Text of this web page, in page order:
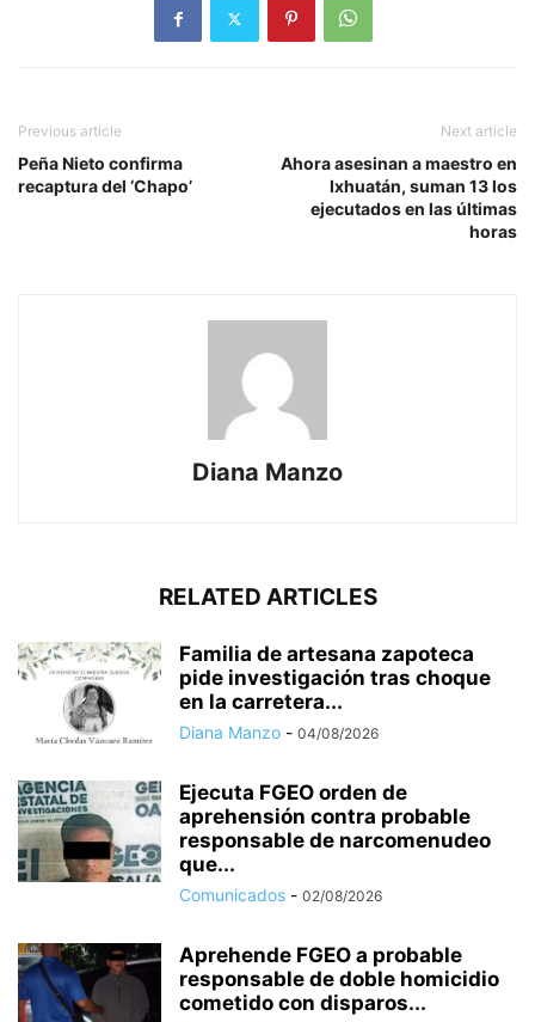
Previous article
Peña Nieto confirma
recaptura del ‘Chapo’
Next article
Ahora asesinan a maestro en
Ixhuatán, suman 13 los
ejecutados en las últimas
horas
Diana Manzo
RELATED ARTICLES
Familia de artesana zapoteca
pide investigación tras choque
en la carretera...
Diana Manzo - 04/08/2026
Ejecuta FGEO orden de
aprehensión contra probable
responsable de narcomenudeo
que...
Comunicados - 02/08/2026
Aprehende FGEO a probable
responsable de doble homicidio
cometido con disparos...